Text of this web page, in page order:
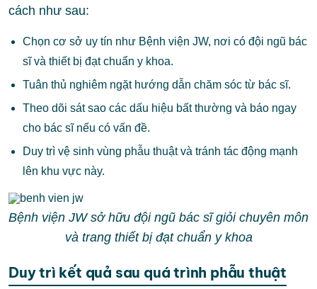
cách như sau:
Chọn cơ sở uy tín như Bệnh viện JW, nơi có đội ngũ bác
sĩ và thiết bị đạt chuẩn y khoa.
Tuân thủ nghiêm ngặt hướng dẫn chăm sóc từ bác sĩ.
Theo dõi sát sao các dấu hiệu bất thường và báo ngay
cho bác sĩ nếu có vấn đề.
Duy trì vệ sinh vùng phẫu thuật và tránh tác động mạnh
lên khu vực này.
Bệnh viện JW sở hữu đội ngũ bác sĩ giỏi chuyên môn
và trang thiết bị đạt chuẩn y khoa
Duy trì kết quả sau quá trình phẫu thuật